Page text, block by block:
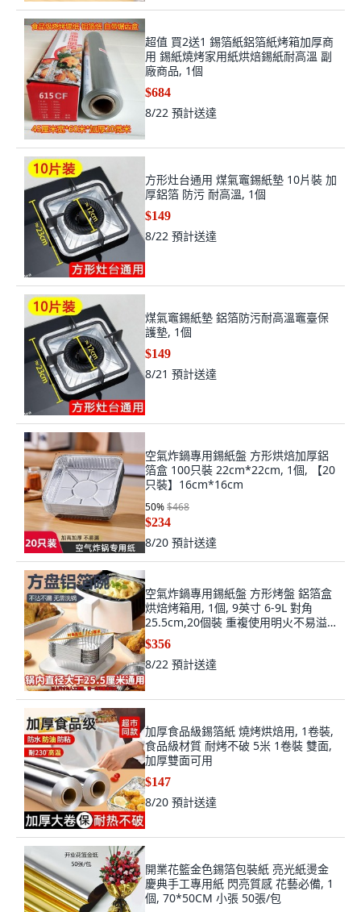
超值 買2送1 錫箔紙鋁箔紙烤箱加厚商
用 錫紙燒烤家用紙烘焙錫紙耐高溫 副
廠商品, 1個
$684
8/22 預計送達
方形灶台通用 煤氣竈錫紙墊 10片裝 加
厚鋁箔 防污 耐高溫, 1個
$149
8/22 預計送達
煤氣竈錫紙墊 鋁箔防污耐高溫竈臺保
護墊, 1個
$149
8/21 預計送達
空氣炸鍋專用錫紙盤 方形烘焙加厚鋁
箔盒 100只裝 22cm*22cm, 1個, 【20
只裝】16cm*16cm
50%$468
$234
8/20 預計送達
空氣炸鍋專用錫紙盤 方形烤盤 鋁箔盒
烘焙烤箱用, 1個, 9英寸 6-9L 對角
25.5cm,20個裝 重複使用明火不易溢
湯
$356
8/22 預計送達
加厚食品級錫箔紙 燒烤烘焙用, 1卷裝,
食品級材質 耐烤不破 5米 1卷裝 雙面,
加厚雙面可用
$147
8/20 預計送達
開業花籃金色錫箔包裝紙 亮光紙燙金
慶典手工專用紙 閃亮質感 花藝必備, 1
個, 70*50CM 小張 50張/包